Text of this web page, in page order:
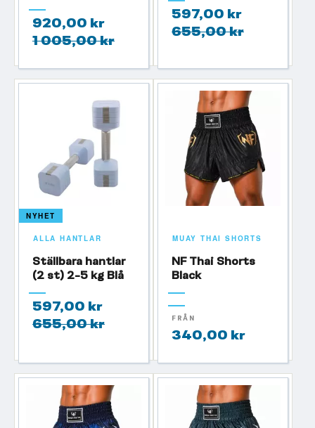
920,00 kr
1 005,00 kr
597,00 kr
655,00 kr
NYHET
ALLA HANTLAR
Ställbara hantlar
(2 st) 2-5 kg Blå
597,00 kr
655,00 kr
MUAY THAI SHORTS
NF Thai Shorts
Black
FRÅN
340,00 kr